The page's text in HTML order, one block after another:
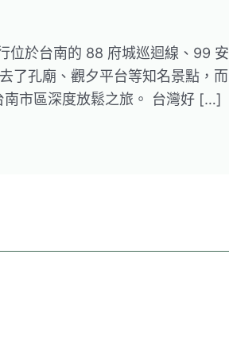
位於台南的 88 府城巡迴線、99 安
了孔廟、觀夕平台等知名景點，而
市區深度放鬆之旅。 台灣好 […]